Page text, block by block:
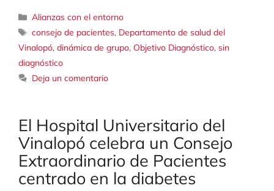
Categorías
Alianzas con el entorno
Etiquetas
consejo de pacientes, Departamento de salud del
Vinalopó, dinámica de grupo, Objetivo Diagnóstico, sin
diagnóstico
Deja un comentario
El Hospital Universitario del
Vinalopó celebra un Consejo
Extraordinario de Pacientes
centrado en la diabetes